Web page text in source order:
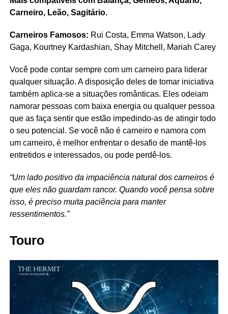
Carneiro, Leão, Sagitário.
Carneiros Famosos: Rui Costa, Emma Watson, Lady
Gaga, Kourtney Kardashian, Shay Mitchell, Mariah Carey
Você pode contar sempre com um carneiro para liderar
qualquer situação. A disposição deles de tomar iniciativa
também aplica-se a situações românticas. Eles odeiam
namorar pessoas com baixa energia ou qualquer pessoa
que as faça sentir que estão impedindo-as de atingir todo
o seu potencial. Se você não é carneiro e namora com
um carneiro, é melhor enfrentar o desafio de mantê-los
entretidos e interessados, ou pode perdê-los.
“Um lado positivo da impaciência natural dos carneiros é
que eles não guardam rancor. Quando você pensa sobre
isso, é preciso muita paciência para manter
ressentimentos.”
Touro